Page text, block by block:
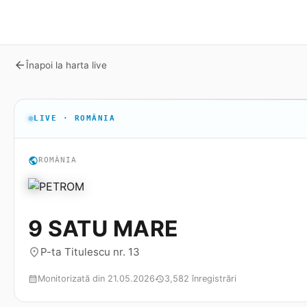
arrow_backÎnapoi la harta live
LIVE · ROMÂNIA
publicROMÂNIA
9 SATU MARE
place P-ta Titulescu nr. 13
calendar_monthMonitorizată din 21.05.2026history3,582 înregistrări